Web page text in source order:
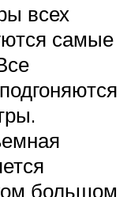
всех
самые
большом